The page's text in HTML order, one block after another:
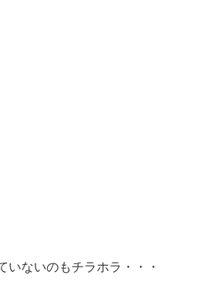
ないのもチラホラ・・・